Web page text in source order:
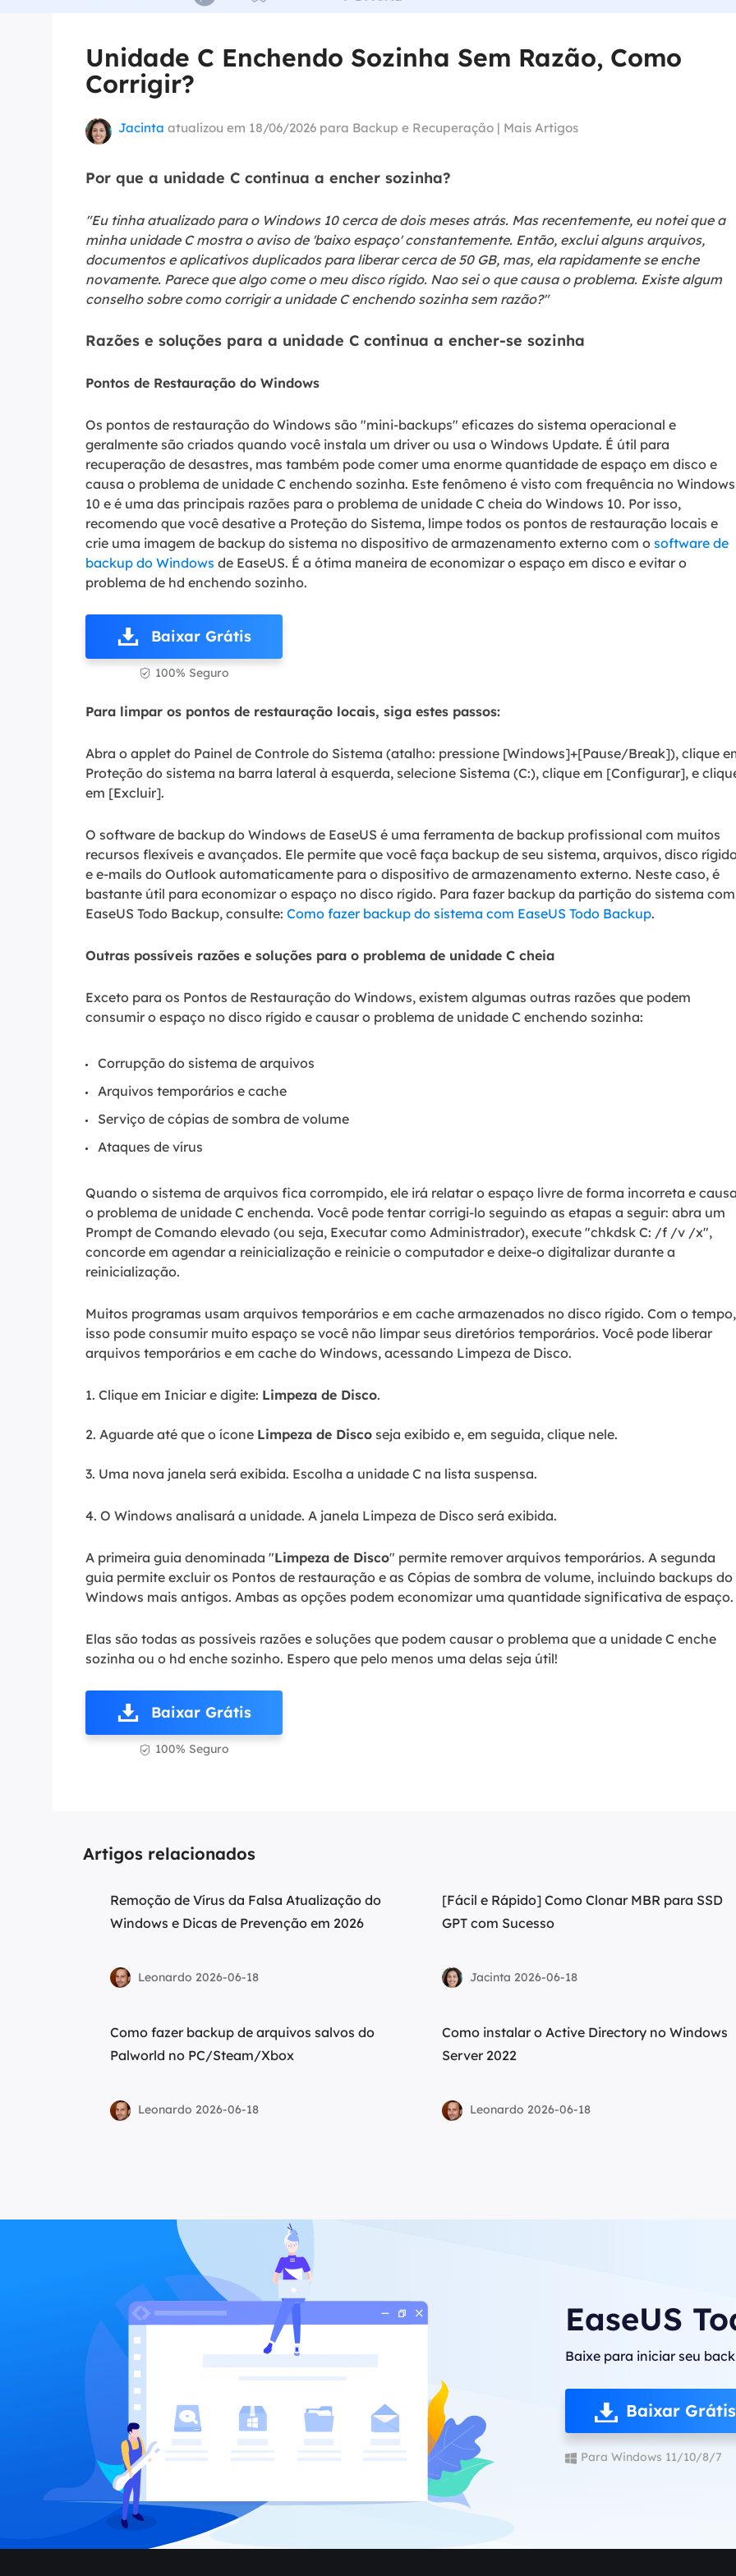
Recuperação de partição perdida Implantação
Unidade C Enchendo Sozinha Sem Razão, Como
Corrigir?
Jacinta atualizou em 18/06/2026 para Backup e Recuperação | Mais Artigos
Por que a unidade C continua a encher sozinha?
"Eu tinha atualizado para o Windows 10 cerca de dois meses atrás. Mas recentemente, eu notei que a
minha unidade C mostra o aviso de 'baixo espaço' constantemente. Então, exclui alguns arquivos,
documentos e aplicativos duplicados para liberar cerca de 50 GB, mas, ela rapidamente se enche
novamente. Parece que algo come o meu disco rígido. Nao sei o que causa o problema. Existe algum
conselho sobre como corrigir a unidade C enchendo sozinha sem razão?"
Razões e soluções para a unidade C continua a encher-se sozinha
Pontos de Restauração do Windows
Os pontos de restauração do Windows são "mini-backups" eficazes do sistema operacional e
geralmente são criados quando você instala um driver ou usa o Windows Update. É útil para
recuperação de desastres, mas também pode comer uma enorme quantidade de espaço em disco e
causa o problema de unidade C enchendo sozinha. Este fenômeno é visto com frequência no Windows
10 e é uma das principais razões para o problema de unidade C cheia do Windows 10. Por isso,
recomendo que você desative a Proteção do Sistema, limpe todos os pontos de restauração locais e
crie uma imagem de backup do sistema no dispositivo de armazenamento externo com o software de
backup do Windows de EaseUS. É a ótima maneira de economizar o espaço em disco e evitar o
problema de hd enchendo sozinho.
Baixar Grátis
 100% Seguro
Para limpar os pontos de restauração locais, siga estes passos:
Abra o applet do Painel de Controle do Sistema (atalho: pressione [Windows]+[Pause/Break]), clique
Proteção do sistema na barra lateral à esquerda, selecione Sistema (C:), clique em [Configurar], e
em [Excluir].
O software de backup do Windows de EaseUS é uma ferramenta de backup profissional com muitos
recursos flexíveis e avançados. Ele permite que você faça backup de seu sistema, arquivos, disco
e e-mails do Outlook automaticamente para o dispositivo de armazenamento externo. Neste caso, é
bastante útil para economizar o espaço no disco rígido. Para fazer backup da partição do sistema com
EaseUS Todo Backup, consulte: Como fazer backup do sistema com EaseUS Todo Backup.
Outras possíveis razões e soluções para o problema de unidade C cheia
Exceto para os Pontos de Restauração do Windows, existem algumas outras razões que podem
consumir o espaço no disco rígido e causar o problema de unidade C enchendo sozinha:
Corrupção do sistema de arquivos
Arquivos temporários e cache
Serviço de cópias de sombra de volume
Ataques de vírus
Quando o sistema de arquivos fica corrompido, ele irá relatar o espaço livre de forma incorreta e
o problema de unidade C enchenda. Você pode tentar corrigi-lo seguindo as etapas a seguir: abra um
Prompt de Comando elevado (ou seja, Executar como Administrador), execute "chkdsk C: /f /v /x",
concorde em agendar a reinicialização e reinicie o computador e deixe-o digitalizar durante a
reinicialização.
Muitos programas usam arquivos temporários e em cache armazenados no disco rígido. Com o tempo,
isso pode consumir muito espaço se você não limpar seus diretórios temporários. Você pode liberar
arquivos temporários e em cache do Windows, acessando Limpeza de Disco.
1. Clique em Iniciar e digite: Limpeza de Disco.
2. Aguarde até que o ícone Limpeza de Disco seja exibido e, em seguida, clique nele.
3. Uma nova janela será exibida. Escolha a unidade C na lista suspensa.
4. O Windows analisará a unidade. A janela Limpeza de Disco será exibida.
A primeira guia denominada "Limpeza de Disco" permite remover arquivos temporários. A segunda
guia permite excluir os Pontos de restauração e as Cópias de sombra de volume, incluindo backups do
Windows mais antigos. Ambas as opções podem economizar uma quantidade significativa de espaço.
Elas são todas as possíveis razões e soluções que podem causar o problema que a unidade C enche
sozinha ou o hd enche sozinho. Espero que pelo menos uma delas seja útil!
Baixar Grátis
 100% Seguro
Artigos relacionados
[Fácil e Rápido] Como Clonar MBR para SSD
GPT com Sucesso
Jacinta 2026-06-18
Remoção de Vírus da Falsa Atualização do
Windows e Dicas de Prevenção em 2026
Leonardo 2026-06-18
Como instalar o Active Directory no Windows
Server 2022
Leonardo 2026-06-18
Como fazer backup de arquivos salvos do
Palworld no PC/Steam/Xbox
Leonardo 2026-06-18
EaseUS
Baixe para iniciar seu
Baixar Grátis
Para Windows 11/10/8/7